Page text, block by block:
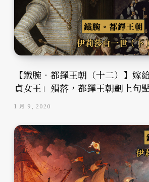
【鐵腕．都鐸王朝（十二）】嫁
貞女王」殞落，都鐸王朝劃上句
1 月 9, 2020